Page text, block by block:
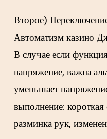
Второе)
Автоматизм казино
В случае если
напряжение, важна
уменьшает
выполнение: короткая
разминка рук,